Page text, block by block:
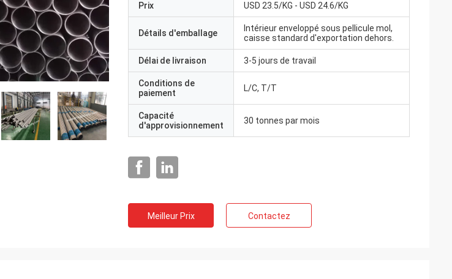
Prix USD 23.5/KG - USD 24.6/KG
Détails d'emballage
Intérieur enveloppé sous pellicule mol,
caisse standard d'exportation dehors.
Délai de livraison 3-5 jours de travail
Conditions de
paiement
L/C, T/T
Capacité
d'approvisionnement
30 tonnes par mois
Meilleur Prix Contactez